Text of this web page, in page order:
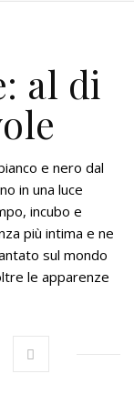
al di
e nero dal
in una luce
incubo e
più intima e ne
sul mondo
le apparenze